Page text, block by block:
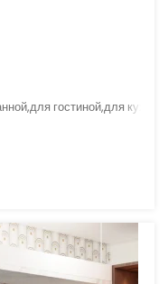
гостиной,для кухни